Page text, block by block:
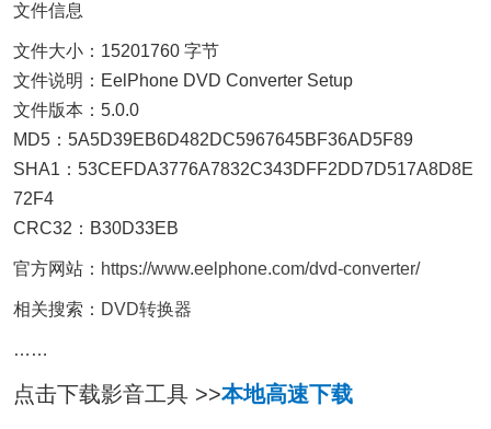
文件信息
文件大小：15201760 字节
文件说明：EelPhone DVD Converter Setup
文件版本：5.0.0
MD5：5A5D39EB6D482DC5967645BF36AD5F89
SHA1：53CEFDA3776A7832C343DFF2DD7D517A8D8E
72F4
CRC32：B30D33EB
官方网站： https://www.eelphone.com/dvd-converter/
相关搜索： DVD转换器
……
点击下载影音工具 >>本地高速下载